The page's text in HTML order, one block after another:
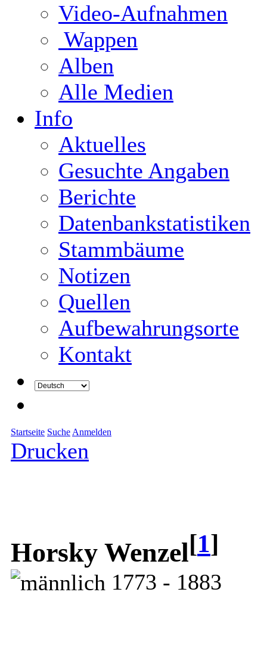
Video-Aufnahmen
Wappen
Alben
Alle Medien
Info
Aktuelles
Gesuchte Angaben
Berichte
Datenbankstatistiken
Stammbäume
Notizen
Quellen
Aufbewahrungsorte
Kontakt
Startseite Suche Anmelden
Drucken
Horsky Wenzel[1]
1773 - 1883